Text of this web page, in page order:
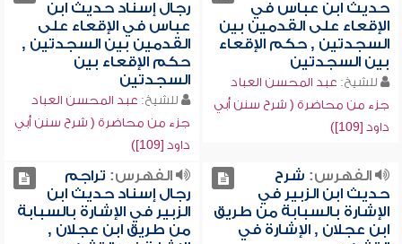
حديث ابن عباس في
الإقعاء على القدمين بين
السجدتين , حكم الإقعاء
بين السجدتين
للشيخ: عبد المحسن العباد
جزء من محاضرة ( شرح سنن أبي
داود [109])
رجال إسناد حديث ابن
عباس في الإقعاء على
القدمين بين السجدتين ,
حكم الإقعاء بين
السجدتين
للشيخ: عبد المحسن العباد
جزء من محاضرة ( شرح سنن أبي
داود [109])
الفهرس: شرح
حديث ابن الزبير في
الإشارة بالسبابة من طريق
ابن عجلان , الإشارة في
الفهرس: تراجم
رجال إسناد حديث ابن
الزبير في الإشارة بالسبابة
من طريق ابن عجلان ,